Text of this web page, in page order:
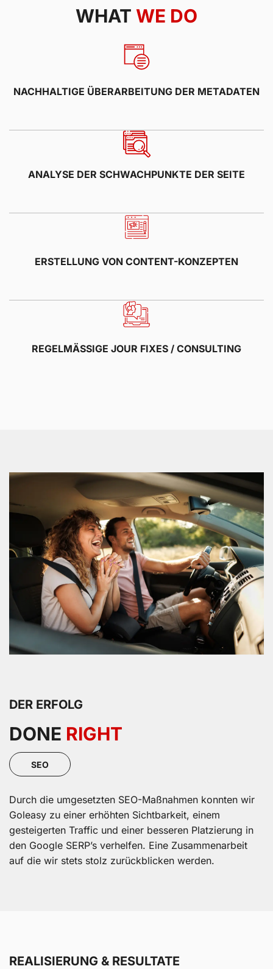
WHAT WE DO
NACHHALTIGE ÜBERARBEITUNG DER METADATEN
ANALYSE DER SCHWACHPUNKTE DER SEITE
ERSTELLUNG VON CONTENT-KONZEPTEN
REGELMÄSSIGE JOUR FIXES / CONSULTING
DER ERFOLG
DONE RIGHT
SEO
Durch die umgesetzten SEO-Maßnahmen konnten wir
Goleasy zu einer erhöhten Sichtbarkeit, einem
gesteigerten Traffic und einer besseren Platzierung in
den Google SERP’s verhelfen. Eine Zusammenarbeit
auf die wir stets stolz zurückblicken werden.
REALISIERUNG & RESULTATE